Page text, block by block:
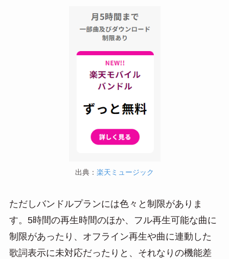
出典： 楽天ミュージック
ただしバンドルプランには色々と制限がありま
す。5時間の再生時間のほか、フル再生可能な曲に
制限があったり、オフライン再生や曲に連動した
歌詞表示に未対応だったりと、それなりの機能差